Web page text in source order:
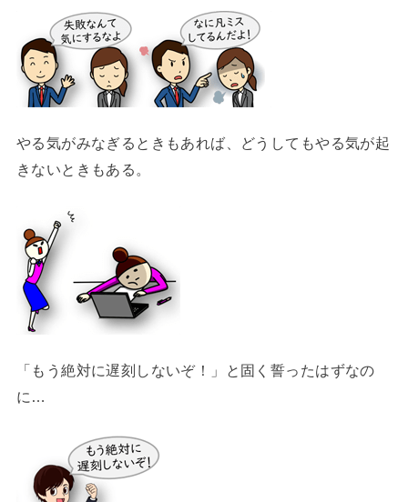
やる気がみなぎるときもあれば、どうしてもやる気が起
きないときもある。
「もう絶対に遅刻しないぞ！」と固く誓ったはずなの
に…